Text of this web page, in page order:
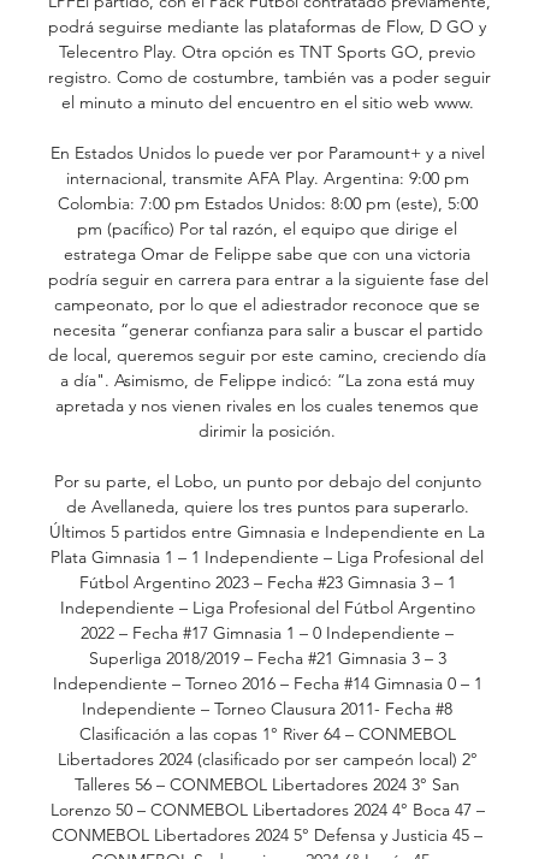
podrá seguirse mediante las plataformas de Flow, D GO y
Telecentro Play. Otra opción es TNT Sports GO, previo
registro. Como de costumbre, también vas a poder seguir
el minuto a minuto del encuentro en el sitio web www.
En Estados Unidos lo puede ver por Paramount+ y a nivel
internacional, transmite AFA Play. Argentina: 9:00 pm
Colombia: 7:00 pm Estados Unidos: 8:00 pm (este), 5:00
pm (pacífico) Por tal razón, el equipo que dirige el
estratega Omar de Felippe sabe que con una victoria
podría seguir en carrera para entrar a la siguiente fase del
campeonato, por lo que el adiestrador reconoce que se
necesita “generar confianza para salir a buscar el partido
de local, queremos seguir por este camino, creciendo día
a día". Asimismo, de Felippe indicó: “La zona está muy
apretada y nos vienen rivales en los cuales tenemos que
dirimir la posición.
Por su parte, el Lobo, un punto por debajo del conjunto
de Avellaneda, quiere los tres puntos para superarlo.
Últimos 5 partidos entre Gimnasia e Independiente en La
Plata Gimnasia 1 – 1 Independiente – Liga Profesional del
Fútbol Argentino 2023 – Fecha #23 Gimnasia 3 – 1
Independiente – Liga Profesional del Fútbol Argentino
2022 – Fecha #17 Gimnasia 1 – 0 Independiente –
Superliga 2018/2019 – Fecha #21 Gimnasia 3 – 3
Independiente – Torneo 2016 – Fecha #14 Gimnasia 0 – 1
Independiente – Torneo Clausura 2011- Fecha #8
Clasificación a las copas 1° River 64 – CONMEBOL
Libertadores 2024 (clasificado por ser campeón local) 2°
Talleres 56 – CONMEBOL Libertadores 2024 3° San
Lorenzo 50 – CONMEBOL Libertadores 2024 4° Boca 47 –
CONMEBOL Libertadores 2024 5° Defensa y Justicia 45 –